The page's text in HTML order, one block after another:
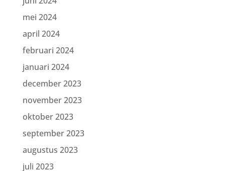
mei 2024
april 2024
februari 2024
januari 2024
december 2023
november 2023
oktober 2023
september 2023
augustus 2023
juli 2023